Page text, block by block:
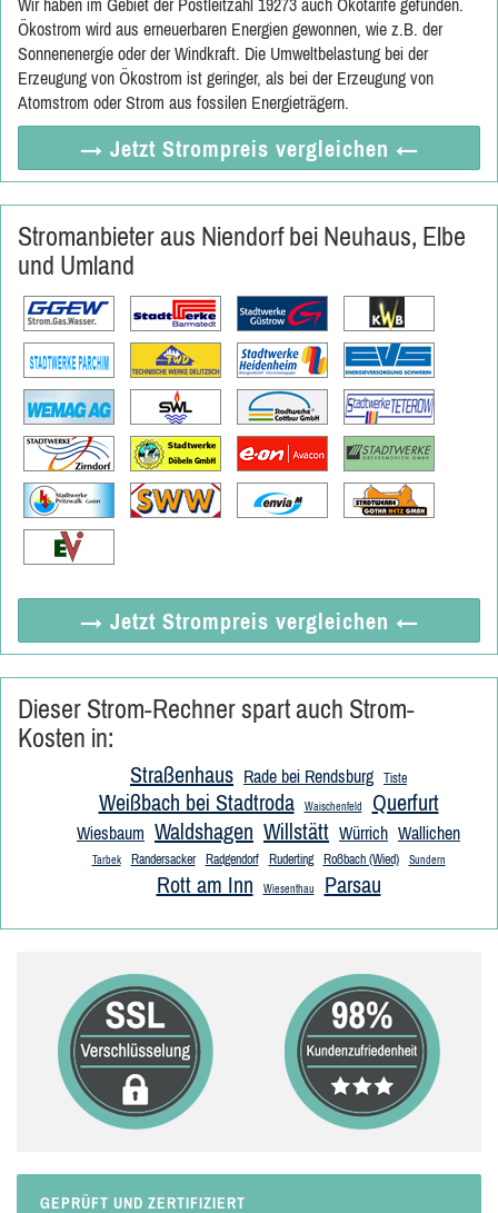
Wir haben im Gebiet der Postleitzahl 19273 auch Ökotarife gefunden.
Ökostrom wird aus erneuerbaren Energien gewonnen, wie z.B. der
Sonnenenergie oder der Windkraft. Die Umweltbelastung bei der
Erzeugung von Ökostrom ist geringer, als bei der Erzeugung von
Atomstrom oder Strom aus fossilen Energieträgern.
→ Jetzt Strompreis vergleichen ←
Stromanbieter aus Niendorf bei Neuhaus, Elbe
und Umland
→ Jetzt Strompreis vergleichen ←
Dieser Strom-Rechner spart auch Strom-
Kosten in:
Straßenhaus Rade bei Rendsburg Tiste
Weißbach bei Stadtroda Waischenfeld Querfurt
Wiesbaum Waldshagen Willstätt Würrich Wallichen
Tarbek Randersacker Radgendorf Ruderting Roßbach (Wied) Sundern
Rott am Inn Wiesenthau Parsau
GEPRÜFT UND ZERTIFIZIERT